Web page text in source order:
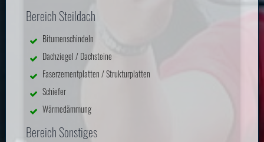
Bereich Steildach
Bitumenschindeln
Dachziegel / Dachsteine
Faserzementplatten / Strukturplatten
Schiefer
Wärmedämmung
Bereich Sonstiges